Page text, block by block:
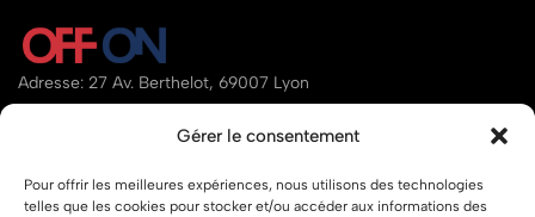
Gérer le consentement
Pour offrir les meilleures expériences, nous utilisons des technologies
telles que les cookies pour stocker et/ou accéder aux informations des
Adresse: 27 Av. Berthelot, 69007 Lyon
07.80.34.95.97